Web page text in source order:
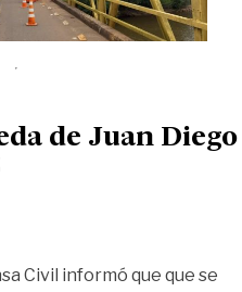
de Juan Diego
Civil informó que que se